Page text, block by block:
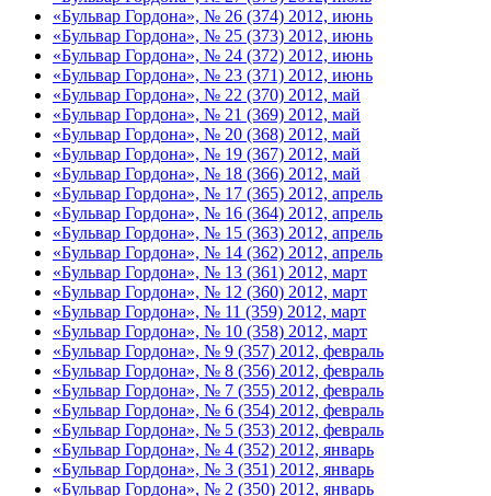
«Бульвар Гордона», № 26 (374) 2012, июнь
«Бульвар Гордона», № 25 (373) 2012, июнь
«Бульвар Гордона», № 24 (372) 2012, июнь
«Бульвар Гордона», № 23 (371) 2012, июнь
«Бульвар Гордона», № 22 (370) 2012, май
«Бульвар Гордона», № 21 (369) 2012, май
«Бульвар Гордона», № 20 (368) 2012, май
«Бульвар Гордона», № 19 (367) 2012, май
«Бульвар Гордона», № 18 (366) 2012, май
«Бульвар Гордона», № 17 (365) 2012, апрель
«Бульвар Гордона», № 16 (364) 2012, апрель
«Бульвар Гордона», № 15 (363) 2012, апрель
«Бульвар Гордона», № 14 (362) 2012, апрель
«Бульвар Гордона», № 13 (361) 2012, март
«Бульвар Гордона», № 12 (360) 2012, март
«Бульвар Гордона», № 11 (359) 2012, март
«Бульвар Гордона», № 10 (358) 2012, март
«Бульвар Гордона», № 9 (357) 2012, февраль
«Бульвар Гордона», № 8 (356) 2012, февраль
«Бульвар Гордона», № 7 (355) 2012, февраль
«Бульвар Гордона», № 6 (354) 2012, февраль
«Бульвар Гордона», № 5 (353) 2012, февраль
«Бульвар Гордона», № 4 (352) 2012, январь
«Бульвар Гордона», № 3 (351) 2012, январь
«Бульвар Гордона», № 2 (350) 2012, январь